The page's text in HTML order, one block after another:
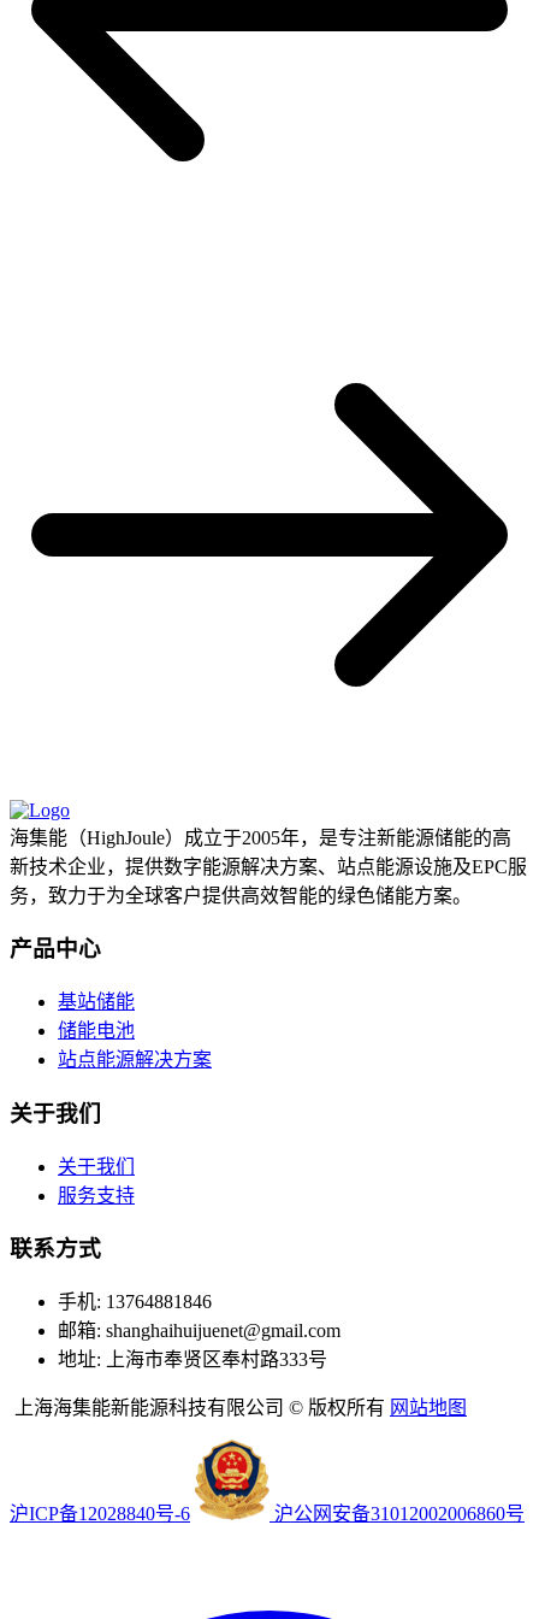
海集能（HighJoule）成立于2005年，是专注新能源储能的高
新技术企业，提供数字能源解决方案、站点能源设施及EPC服
务，致力于为全球客户提供高效智能的绿色储能方案。
产品中心
基站储能
储能电池
站点能源解决方案
关于我们
关于我们
服务支持
联系方式
手机: 13764881846
邮箱: shanghaihuijuenet@gmail.com
地址: 上海市奉贤区奉村路333号
上海海集能新能源科技有限公司 © 版权所有 网站地图
沪ICP备12028840号-6 沪公网安备31012002006860号